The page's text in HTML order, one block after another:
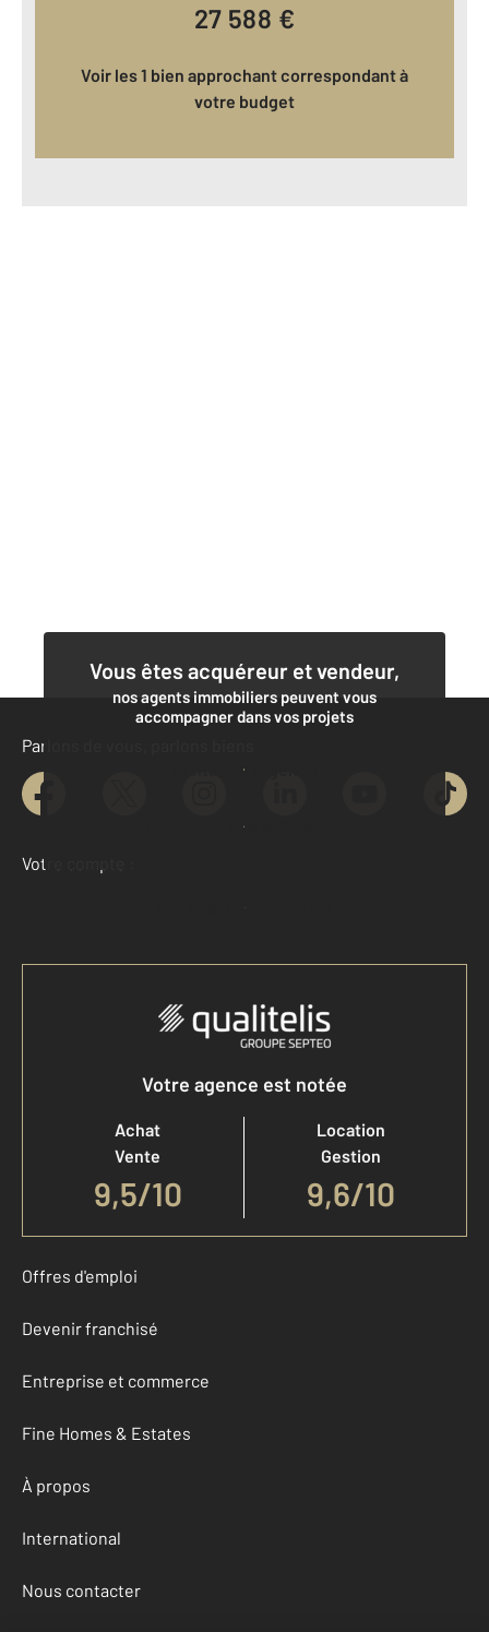
27 588 €
Voir les 1 bien approchant correspondant à
votre budget
Vous êtes acquéreur et vendeur,
nos agents immobiliers peuvent vous
accompagner dans vos projets
Contacter l'agence
Demander une estimation
Parlons de vous, parlons biens
Votre compte :
Accéder à mon compte
Votre agence est notée
Achat
Vente
9,5/10
Location
Gestion
9,6/10
Offres d'emploi
Devenir franchisé
Entreprise et commerce
Fine Homes & Estates
À propos
International
Nous contacter